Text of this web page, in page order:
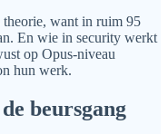
theorie, want in ruim 95
En wie in security werkt
op Opus-niveau
hun werk.
beursgang